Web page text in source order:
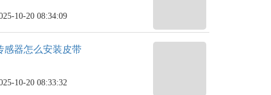
10-20 08:34:09
感器怎么安装皮带
10-20 08:33:32